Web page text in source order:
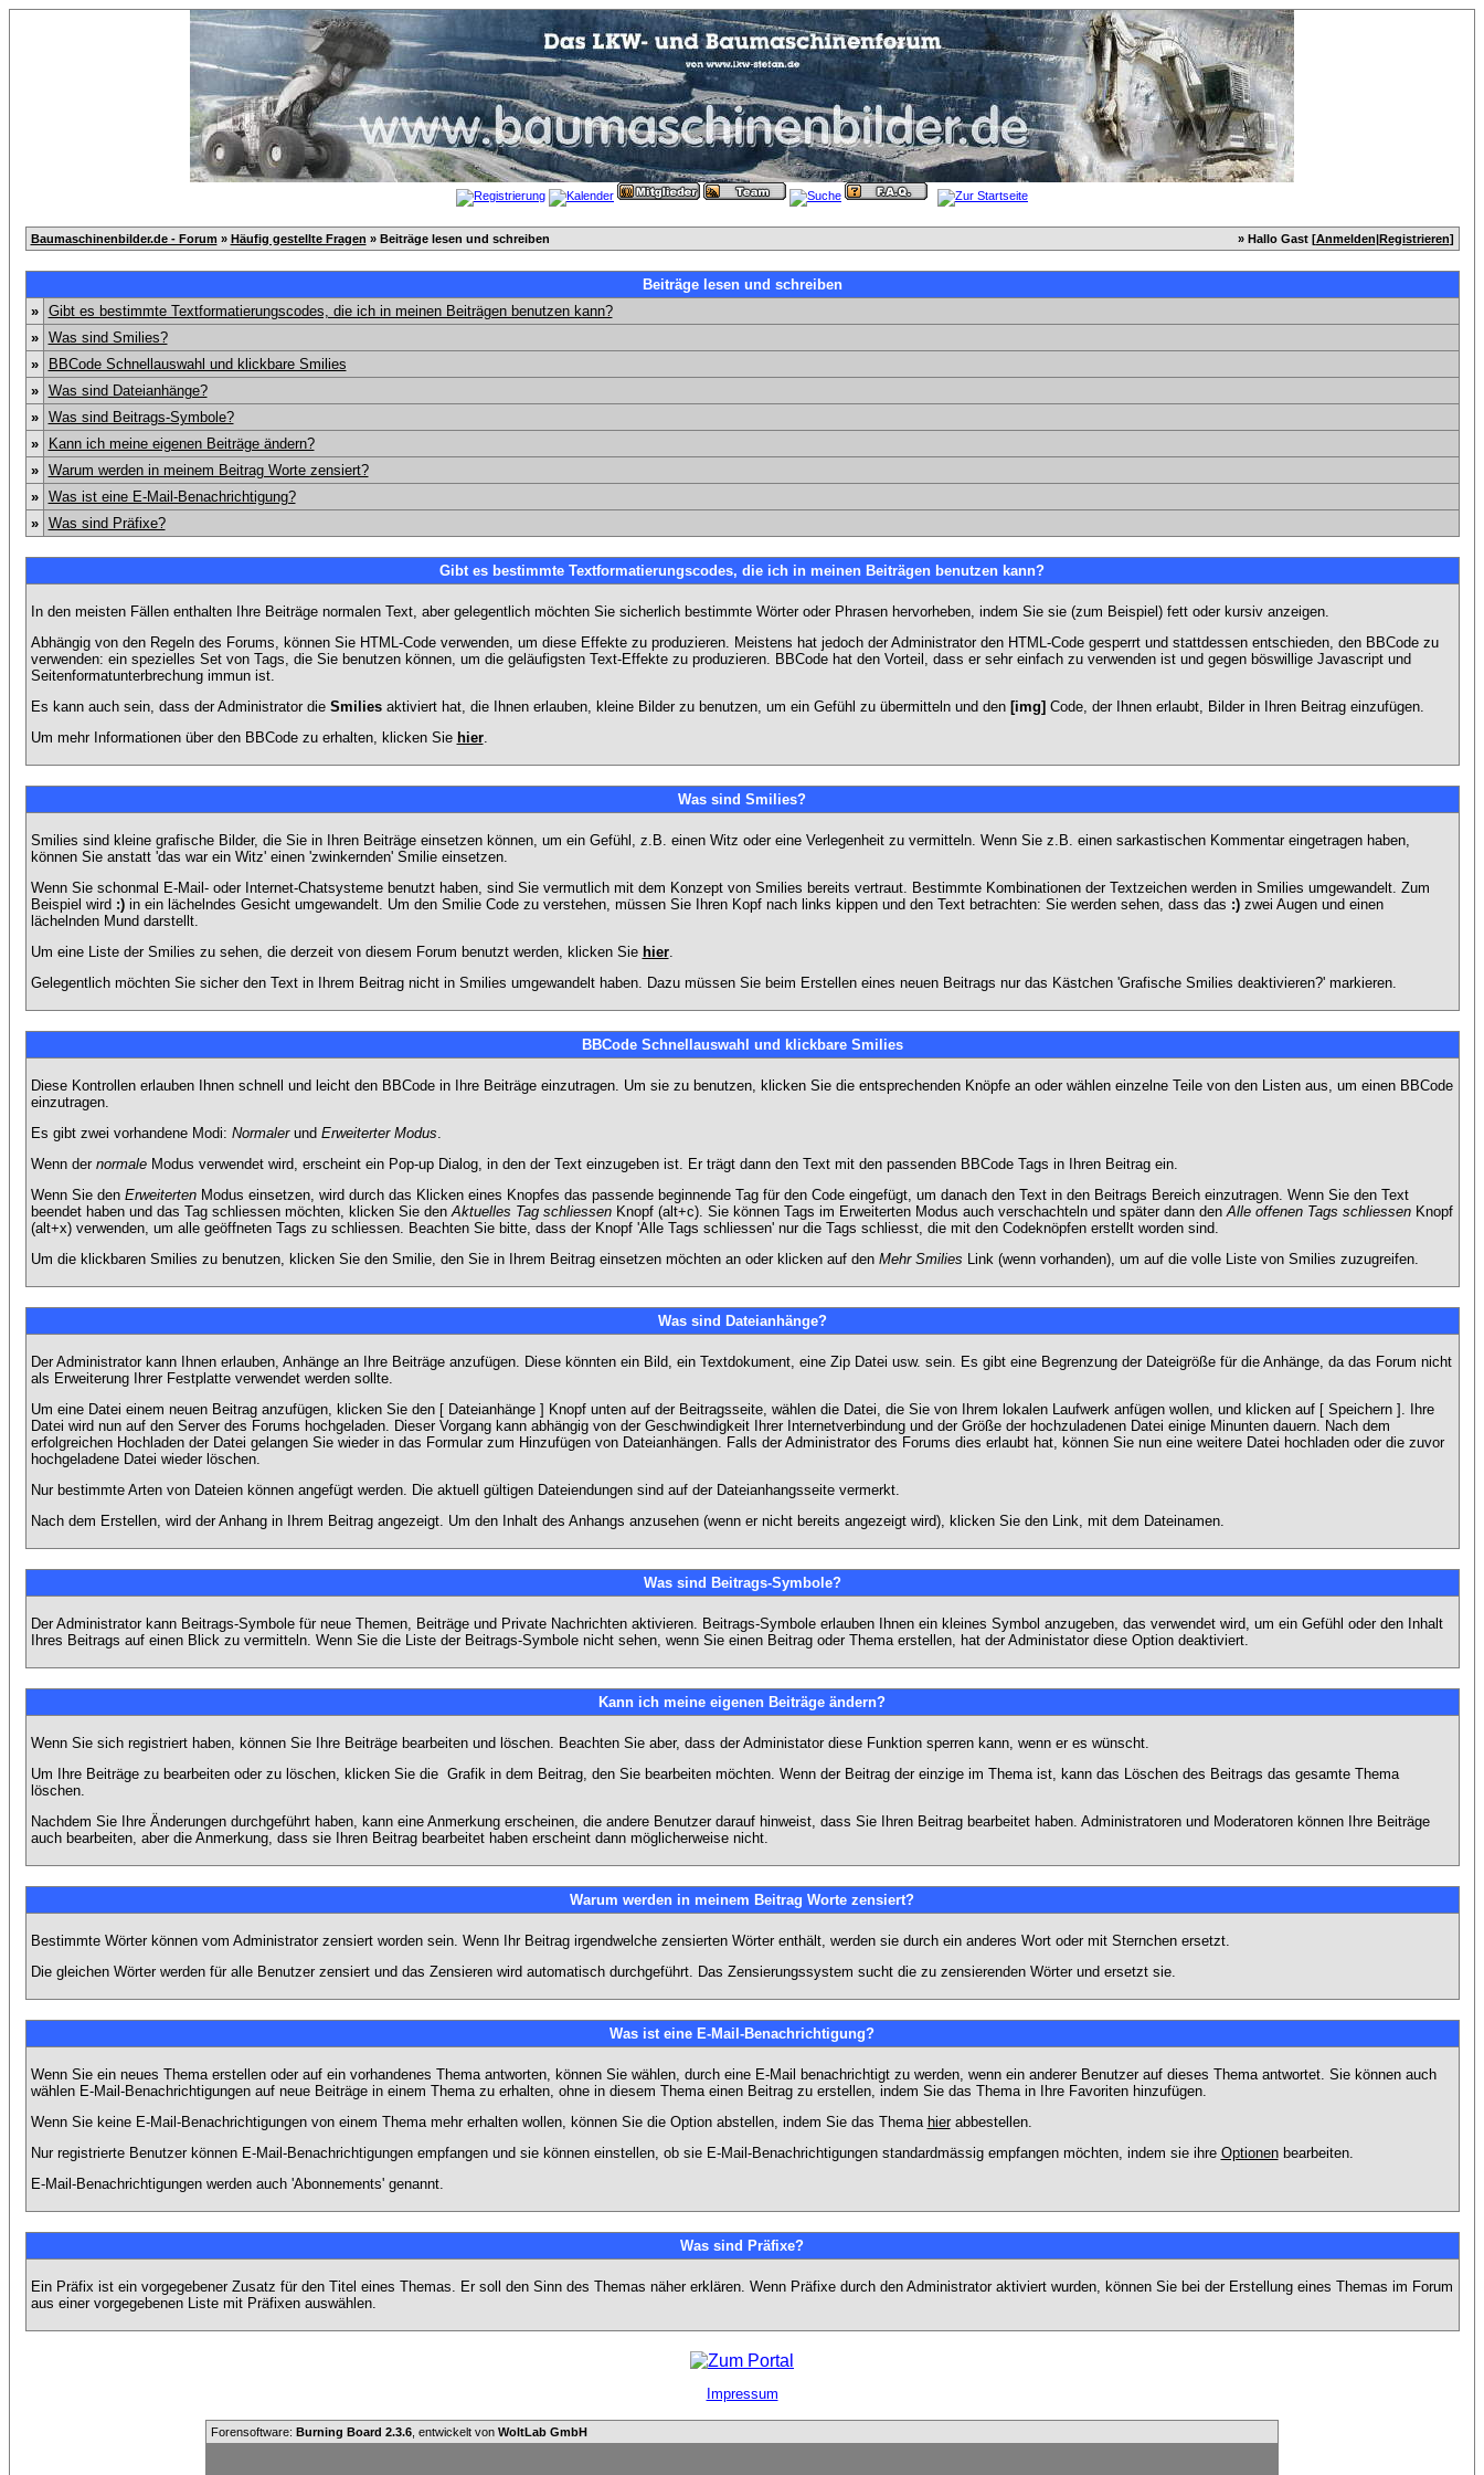
Baumaschinenbilder.de - Forum » Häufig gestellte Fragen » Beiträge lesen und schreiben » Hallo Gast [Anmelden|Registrieren]
Beiträge lesen und schreiben
»
Gibt es bestimmte Textformatierungscodes, die ich in meinen Beiträgen benutzen kann?
»
Was sind Smilies?
»
BBCode Schnellauswahl und klickbare Smilies
»
Was sind Dateianhänge?
»
Was sind Beitrags-Symbole?
»
Kann ich meine eigenen Beiträge ändern?
»
Warum werden in meinem Beitrag Worte zensiert?
»
Was ist eine E-Mail-Benachrichtigung?
»
Was sind Präfixe?
Gibt es bestimmte Textformatierungscodes, die ich in meinen Beiträgen benutzen kann?
In den meisten Fällen enthalten Ihre Beiträge normalen Text, aber gelegentlich möchten Sie sicherlich bestimmte Wörter oder Phrasen hervorheben, indem Sie sie (zum Beispiel) fett oder kursiv anzeigen.
Abhängig von den Regeln des Forums, können Sie HTML-Code verwenden, um diese Effekte zu produzieren. Meistens hat jedoch der Administrator den HTML-Code gesperrt und stattdessen entschieden, den BBCode zu
verwenden: ein spezielles Set von Tags, die Sie benutzen können, um die geläufigsten Text-Effekte zu produzieren. BBCode hat den Vorteil, dass er sehr einfach zu verwenden ist und gegen böswillige Javascript und
Seitenformatunterbrechung immun ist.
Es kann auch sein, dass der Administrator die Smiliesaktiviert hat, die Ihnen erlauben, kleine Bilder zu benutzen, um ein Gefühl zu übermitteln und den [img] Code, der Ihnen erlaubt, Bilder in Ihren Beitrag einzufügen.
Um mehr Informationen über den BBCode zu erhalten, klicken Sie hier.
Was sind Smilies?
Smilies sind kleine grafische Bilder, die Sie in Ihren Beiträge einsetzen können, um ein Gefühl, z.B. einen Witz oder eine Verlegenheit zu vermitteln. Wenn Sie z.B. einen sarkastischen Kommentar eingetragen haben,
können Sie anstatt 'das war ein Witz' einen 'zwinkernden' Smilie einsetzen.
Wenn Sie schonmal E-Mail- oder Internet-Chatsysteme benutzt haben, sind Sie vermutlich mit dem Konzept von Smilies bereits vertraut. Bestimmte Kombinationen der Textzeichen werden in Smilies umgewandelt. Zum
Beispiel wird :)in ein lächelndes Gesicht umgewandelt. Um den Smilie Code zu verstehen, müssen Sie Ihren Kopf nach links kippen und den Text betrachten: Sie werden sehen, dass das :)zwei Augen und einen
lächelnden Mund darstellt.
Um eine Liste der Smilies zu sehen, die derzeit von diesem Forum benutzt werden, klicken Sie hier.
Gelegentlich möchten Sie sicher den Text in Ihrem Beitrag nicht in Smilies umgewandelt haben. Dazu müssen Sie beim Erstellen eines neuen Beitrags nur das Kästchen 'Grafische Smilies deaktivieren?' markieren.
BBCode Schnellauswahl und klickbare Smilies
Diese Kontrollen erlauben Ihnen schnell und leicht den BBCode in Ihre Beiträge einzutragen. Um sie zu benutzen, klicken Sie die entsprechenden Knöpfe an oder wählen einzelne Teile von den Listen aus, um einen BBCode
einzutragen.
Es gibt zwei vorhandene Modi: Normalerund Erweiterter Modus.
Wenn der normaleModus verwendet wird, erscheint ein Pop-up Dialog, in den der Text einzugeben ist. Er trägt dann den Text mit den passenden BBCode Tags in Ihren Beitrag ein.
Wenn Sie den ErweitertenModus einsetzen, wird durch das Klicken eines Knopfes das passende beginnende Tag für den Code eingefügt, um danach den Text in den Beitrags Bereich einzutragen. Wenn Sie den Text
beendet haben und das Tag schliessen möchten, klicken Sie denAktuelles Tag schliessenKnopf (alt+c). Sie können Tags im Erweiterten Modus auch verschachteln und später dann denAlle offenen Tags schliessenKnopf
(alt+x) verwenden, um alle geöffneten Tags zu schliessen. Beachten Sie bitte, dass der Knopf 'Alle Tags schliessen' nur die Tags schliesst, die mit den Codeknöpfen erstellt worden sind.
Um die klickbaren Smilies zu benutzen, klicken Sie den Smilie, den Sie in Ihrem Beitrag einsetzen möchten an oder klicken auf den Mehr Smilies Link (wenn vorhanden), um auf die volle Liste von Smilies zuzugreifen.
Was sind Dateianhänge?
Der Administrator kann Ihnen erlauben, Anhänge an Ihre Beiträge anzufügen. Diese könnten ein Bild, ein Textdokument, eine Zip Datei usw. sein. Es gibt eine Begrenzung der Dateigröße für die Anhänge, da das Forum nicht
als Erweiterung Ihrer Festplatte verwendet werden sollte.
Um eine Datei einem neuen Beitrag anzufügen, klicken Sie den [ Dateianhänge ] Knopf unten auf der Beitragsseite, wählen die Datei, die Sie von Ihrem lokalen Laufwerk anfügen wollen, und klicken auf [ Speichern ]. Ihre
Datei wird nun auf den Server des Forums hochgeladen. Dieser Vorgang kann abhängig von der Geschwindigkeit Ihrer Internetverbindung und der Größe der hochzuladenen Datei einige Minunten dauern. Nach dem
erfolgreichen Hochladen der Datei gelangen Sie wieder in das Formular zum Hinzufügen von Dateianhängen. Falls der Administrator des Forums dies erlaubt hat, können Sie nun eine weitere Datei hochladen oder die zuvor
hochgeladene Datei wieder löschen.
Nur bestimmte Arten von Dateien können angefügt werden. Die aktuell gültigen Dateiendungen sind auf der Dateianhangsseite vermerkt.
Nach dem Erstellen, wird der Anhang in Ihrem Beitrag angezeigt. Um den Inhalt des Anhangs anzusehen (wenn er nicht bereits angezeigt wird), klicken Sie den Link, mit dem Dateinamen.
Was sind Beitrags-Symbole?
Der Administrator kann Beitrags-Symbole für neue Themen, Beiträge und Private Nachrichten aktivieren. Beitrags-Symbole erlauben Ihnen ein kleines Symbol anzugeben, das verwendet wird, um ein Gefühl oder den Inhalt
Ihres Beitrags auf einen Blick zu vermitteln. Wenn Sie die Liste der Beitrags-Symbole nicht sehen, wenn Sie einen Beitrag oder Thema erstellen, hat der Administator diese Option deaktiviert.
Kann ich meine eigenen Beiträge ändern?
Wenn Sie sich registriert haben, können Sie Ihre Beiträge bearbeiten und löschen. Beachten Sie aber, dass der Administator diese Funktion sperren kann, wenn er es wünscht.
Um Ihre Beiträge zu bearbeiten oder zu löschen, klicken Sie die Grafik in dem Beitrag, den Sie bearbeiten möchten. Wenn der Beitrag der einzige im Thema ist, kann das Löschen des Beitrags das gesamte Thema
löschen.
Nachdem Sie Ihre Änderungen durchgeführt haben, kann eine Anmerkung erscheinen, die andere Benutzer darauf hinweist, dass Sie Ihren Beitrag bearbeitet haben. Administratoren und Moderatoren können Ihre Beiträge
auch bearbeiten, aber die Anmerkung, dass sie Ihren Beitrag bearbeitet haben erscheint dann möglicherweise nicht.
Warum werden in meinem Beitrag Worte zensiert?
Bestimmte Wörter können vom Administrator zensiert worden sein. Wenn Ihr Beitrag irgendwelche zensierten Wörter enthält, werden sie durch ein anderes Wort oder mit Sternchen ersetzt.
Die gleichen Wörter werden für alle Benutzer zensiert und das Zensieren wird automatisch durchgeführt. Das Zensierungssystem sucht die zu zensierenden Wörter und ersetzt sie.
Was ist eine E-Mail-Benachrichtigung?
Wenn Sie ein neues Thema erstellen oder auf ein vorhandenes Thema antworten, können Sie wählen, durch eine E-Mail benachrichtigt zu werden, wenn ein anderer Benutzer auf dieses Thema antwortet. Sie können auch
wählen E-Mail-Benachrichtigungen auf neue Beiträge in einem Thema zu erhalten, ohne in diesem Thema einen Beitrag zu erstellen, indem Sie das Thema in Ihre Favoriten hinzufügen.
Wenn Sie keine E-Mail-Benachrichtigungen von einem Thema mehr erhalten wollen, können Sie die Option abstellen, indem Sie das Thema hierabbestellen.
Nur registrierte Benutzer können E-Mail-Benachrichtigungen empfangen und sie können einstellen, ob sie E-Mail-Benachrichtigungen standardmässig empfangen möchten, indem sie ihre Optionenbearbeiten.
E-Mail-Benachrichtigungen werden auch 'Abonnements' genannt.
Was sind Präfixe?
Ein Präfix ist ein vorgegebener Zusatz für den Titel eines Themas. Er soll den Sinn des Themas näher erklären. Wenn Präfixe durch den Administrator aktiviert wurden, können Sie bei der Erstellung eines Themas im Forum
aus einer vorgegebenen Liste mit Präfixen auswählen.
Impressum
Forensoftware: Burning Board 2.3.6 , entwickelt von WoltLab GmbH